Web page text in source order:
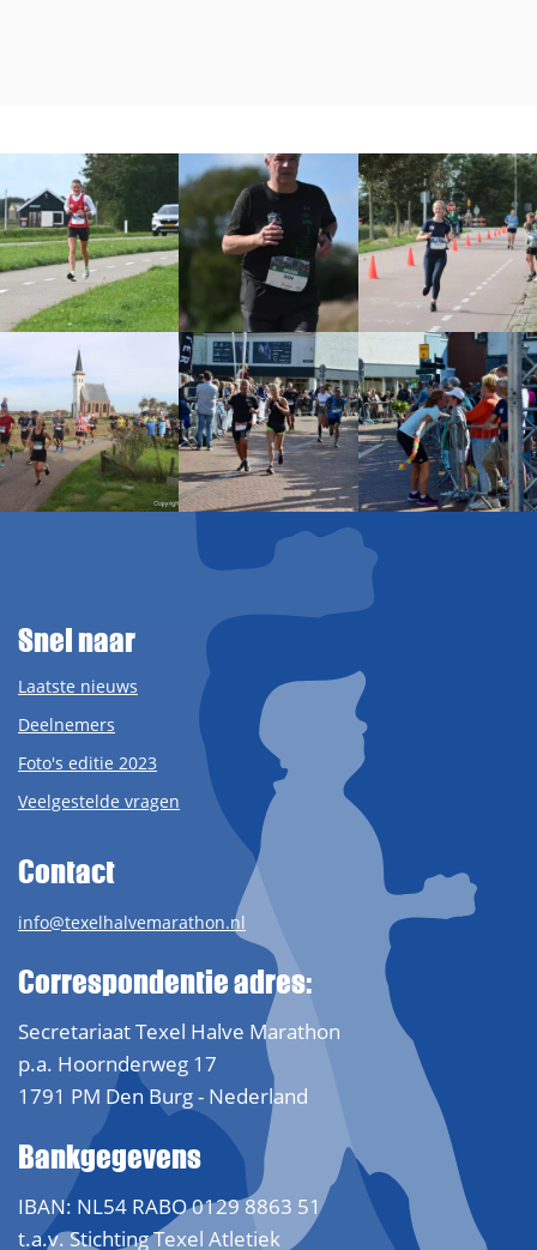
Snel naar
Laatste nieuws
Deelnemers
Foto's editie 2023
Veelgestelde vragen
Contact
info@texelhalvemarathon.nl
Correspondentie adres:
Secretariaat Texel Halve Marathon
p.a. Hoornderweg 17
1791 PM Den Burg - Nederland
Bankgegevens
IBAN: NL54 RABO 0129 8863 51
t.a.v. Stichting Texel Atletiek